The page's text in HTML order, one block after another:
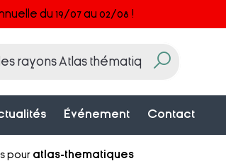
du 19/07 au 02/08 !
Événement Contact
pour atlas-thematiques